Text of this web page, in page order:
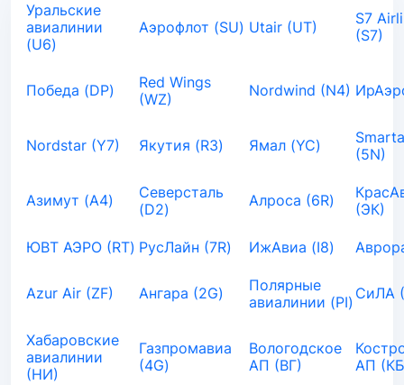
Уральские
авиалинии
(U6)
Аэрофлот (SU) Utair (UT)
S7
(S7)
Победа (DP)
Red Wings
(WZ)
Nordwind (N4)
Nordstar (Y7) Якутия (R3) Ямал (YC)
(5N)
Азимут (A4)
Северсталь
(D2)
Алроса (6R)
(ЭК)
ЮВТ АЭРО (RT) РусЛайн (7R) ИжАвиа (I8)
Azur Air (ZF) Ангара (2G)
Полярные
авиалинии (PI) СиЛА
Хабаровские
авиалинии
(НИ)
Газпромавиа
(4G)
Вологодское
АП (ВГ)
АП